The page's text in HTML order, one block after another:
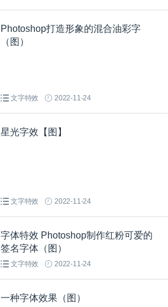
Photoshop打造形象的混合油彩字
（图）
文字特效 2022-11-24
星光字效【图】
文字特效 2022-11-24
字体特效 Photoshop制作红粉可爱的
签名字体（图）
文字特效 2022-11-24
一种字体效果（图）